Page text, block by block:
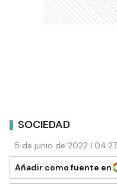
SOCIEDAD
5 de junio de 2022 |
Añadir como fuente en